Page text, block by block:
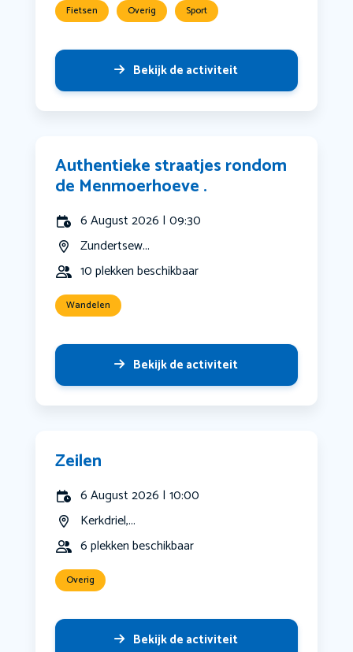
Fietsen Overig Sport
Bekijk de activiteit
Authentieke straatjes rondom
de Menmoerhoeve .
6 August 2026 | 09:30
Zundertsew...
10 plekken beschikbaar
Wandelen
Bekijk de activiteit
Zeilen
6 August 2026 | 10:00
Kerkdriel,...
6 plekken beschikbaar
Overig
Bekijk de activiteit